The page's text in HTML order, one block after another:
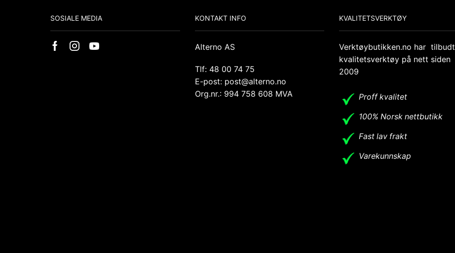
SOSIALE MEDIA KONTAKT INFO
Alterno AS
Tlf: 48 00 74 75
E-post: post@alterno.no
Org.nr.: 994 758 608 MVA
KVALITETSVERKTØY
Verktøybutikken.no har tilbudt
kvalitetsverktøy på nett siden
2009
Proff kvalitet
100% Norsk nettbutikk
Fast lav frakt
Varekunnskap